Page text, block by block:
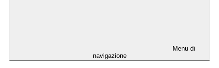
Menu di
navigazione